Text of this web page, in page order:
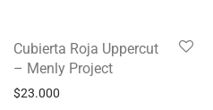
Cubierta Roja Uppercut
– Menly Project
$23.000